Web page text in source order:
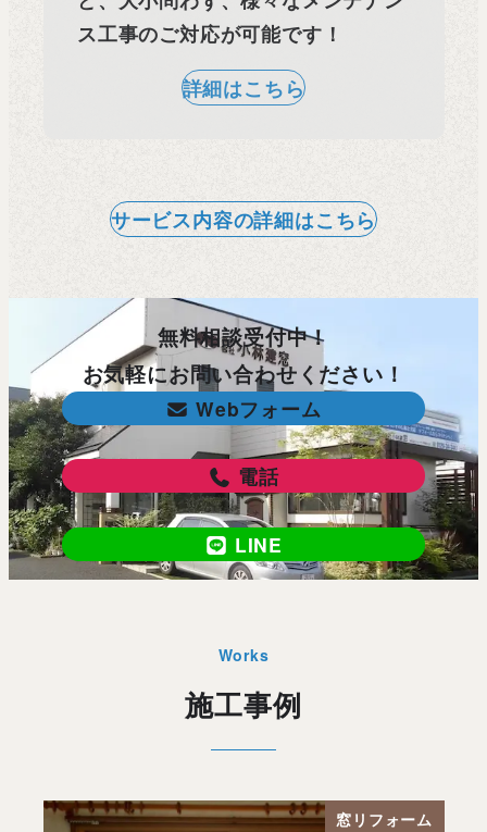
ス工事のご対応が可能です！
詳細はこちら
サービス内容の詳細はこちら
無料相談受付中！
お気軽にお問い合わせください！
Webフォーム
電話
LINE
Works
施工事例
窓リフォーム